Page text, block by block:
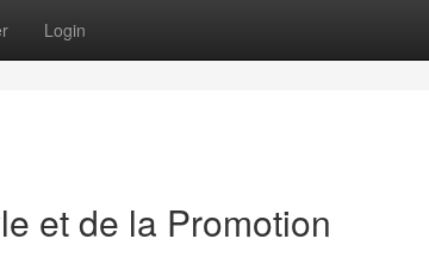
Login
et de la Promotion